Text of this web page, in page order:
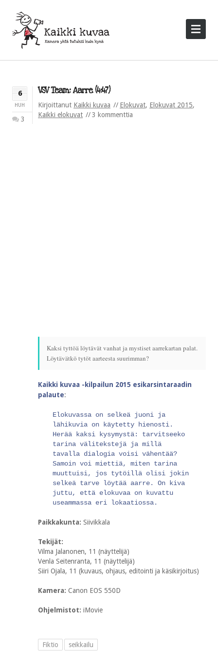
6
HUH
3
VSV Team: Aarre (4:47)
Kirjoittanut Kaikki kuvaa Elokuvat, Elokuvat 2015,
Kaikki elokuvat
3 kommenttia
Kaksi tyttöä löytävät vanhat ja mystiset aarrekartan palat.
Löytävätkö tytöt aarteesta suurimman?
Kaikki kuvaa -kilpailun 2015 esikarsintaraadin
palaute:
Elokuvassa on selkeä juoni ja
lähikuvia on käytetty hienosti.
Herää kaksi kysymystä: tarvitseeko
tarina välitekstejä ja millä
tavalla dialogia voisi vähentää?
Samoin voi miettiä, miten tarina
muuttuisi, jos tytöillä olisi jokin
selkeä tarve löytää aarre. On kiva
juttu, että elokuvaa on kuvattu
useammassa eri lokaatiossa.
Paikkakunta: Siivikkala
Tekijät:
Vilma Jalanonen, 11 (näyttelijä)
Venla Seitenranta, 11 (näyttelijä)
Siiri Ojala, 11 (kuvaus, ohjaus, editointi ja käsikirjoitus)
Kamera: Canon EOS 550D
Ohjelmistot: iMovie
Fiktio seikkailu